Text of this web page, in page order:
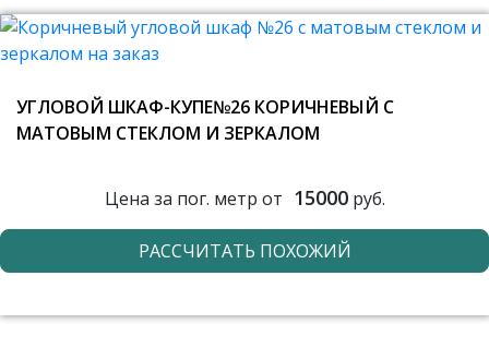
УГЛОВОЙ ШКАФ-КУПЕ№26 КОРИЧНЕВЫЙ С
МАТОВЫМ СТЕКЛОМ И ЗЕРКАЛОМ
Цена за пог. метр от 15000руб.
РАССЧИТАТЬ ПОХОЖИЙ